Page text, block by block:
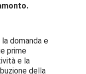
domanda e
prime
e la
della